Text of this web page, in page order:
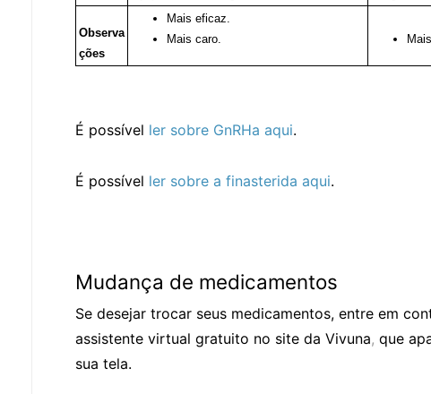
Observa
ções
Mais eficaz.
Mais caro.
É possível ler sobre GnRHa aqui.
É possível ler sobre a finasterida aqui.
Mudança de medicamentos
Se desejar trocar seus medicamentos, entre em
assistente virtual gratuito no site da Vivuna, que
sua tela.